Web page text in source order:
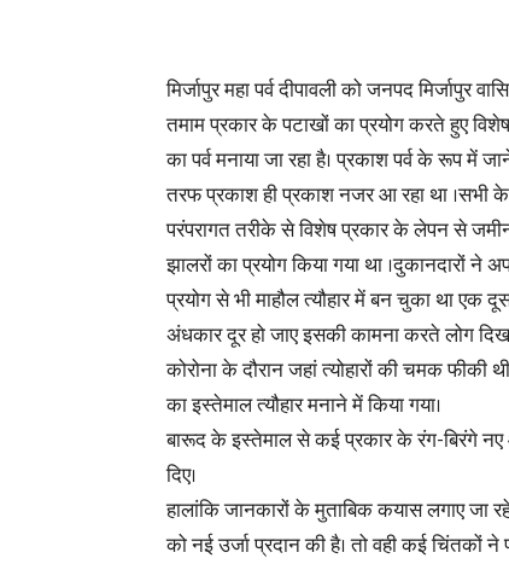
मिर्जापुर महा पर्व दीपावली को जनपद
तमाम प्रकार के पटाखों का प्रयोग करते हुए
का पर्व मनाया जा रहा है। प्रकाश पर्व के रूप में
तरफ प्रकाश ही प्रकाश नजर आ रहा था ।सभी
परंपरागत तरीके से विशेष प्रकार के लेपन से
झालरों का प्रयोग किया गया था
प्रयोग से भी माहौल त्यौहार में बन चुका था एक
अंधकार दूर हो जाए इसकी कामना करते लोग
कोरोना के दौरान जहां त्योहारों की चमक फीकी
का इस्तेमाल त्यौहार मनाने में किया गया।
बारूद के इस्तेमाल से कई प्रकार के रंग-बिरंगे
दिए।
हालांकि जानकारों के मुताबिक कयास लगाए जा
को नई उर्जा प्रदान की है। तो वही कई चिंतकों ने